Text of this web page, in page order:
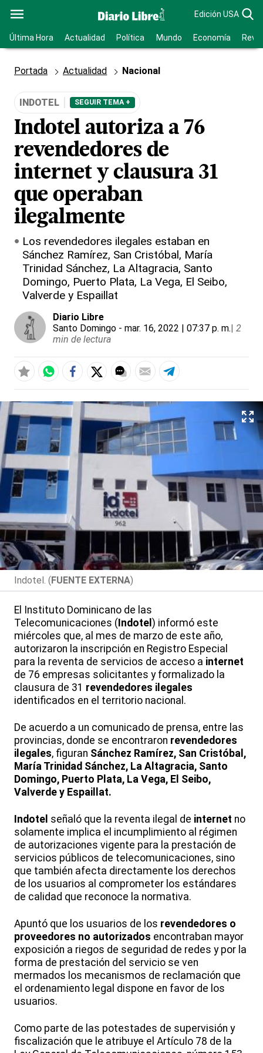
Edición USA
Última Hora Actualidad Política Mundo Economía
Portada Actualidad Nacional
INDOTEL SEGUIR TEMA +
Indotel autoriza a 76
revendedores de
internet y clausura 31
que operaban
ilegalmente
Los revendedores ilegales estaban en
Sánchez Ramírez, San Cristóbal, María
Trinidad Sánchez, La Altagracia, Santo
Domingo, Puerto Plata, La Vega, El Seibo,
Valverde y Espaillat
Diario Libre
Santo Domingo - mar. 16, 2022 | 07:37 p. m.| 2
min de lectura
Indotel. (FUENTE EXTERNA)
El Instituto Dominicano de las
Telecomunicaciones ( Indotel ) informó este
miércoles que, al mes de marzo de este año,
autorizaron la inscripción en Registro Especial
para la reventa de servicios de acceso a internet
de 76 empresas solicitantes y formalizado la
clausura de 31 revendedores ilegales
identificados en el territorio nacional.
De acuerdo a un comunicado de prensa, entre las
provincias, donde se encontraron revendedores
ilegales, figuran Sánchez Ramírez, San Cristóbal,
María Trinidad Sánchez, La Altagracia, Santo
Domingo, Puerto Plata, La Vega, El Seibo,
Valverde y Espaillat.
Indotel señaló que la reventa ilegal de internet no
solamente implica el incumplimiento al régimen
de autorizaciones vigente para la prestación de
servicios públicos de telecomunicaciones, sino
que también afecta directamente los derechos
de los usuarios al comprometer los estándares
de calidad que reconoce la normativa.
Apuntó que los usuarios de los revendedores o
proveedores no autorizados encontraban mayor
exposición a riegos de seguridad de redes y por la
forma de prestación del servicio se ven
mermados los mecanismos de reclamación que
el ordenamiento legal dispone en favor de los
usuarios.
Como parte de las potestades de supervisión y
fiscalización que le atribuye el Artículo 78 de la